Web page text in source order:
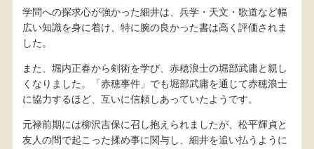
学問への探求心が強かった細井は、兵学・天文・歌道など幅
広い知識を身に着け、特に腕の良かった書は高く評価されま
した。
また、堀内正春から剣術を学び、赤穂浪士の堀部武庸と親し
くなりました。「赤穂事件」でも堀部武庸を通じて赤穂浪士
に協力するほど、互いに信頼しあっていたようです。
元禄前期には柳沢吉保に召し抱えられましたが、松平輝貞と
友人の間で起こった揉め事に関与し、細井を追い払うように